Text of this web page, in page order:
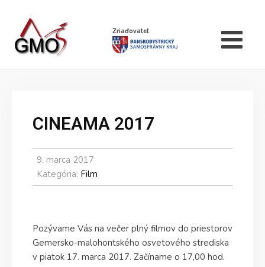
Zriaďovateľ
CINEAMA 2017
9. marca 2017
Kategória: Film
Pozývame Vás na večer plný filmov do priestorov
Gemersko-malohontského osvetového strediska
v piatok 17. marca 2017. Začíname o 17,00 hod.